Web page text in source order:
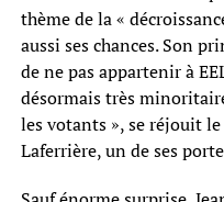
thème de la «
aussi ses chances. Son
de ne pas appartenir à
désormais très
les votants », se réjouit
Laferrière, un de ses